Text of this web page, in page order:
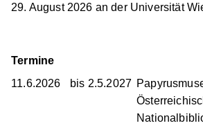
29. August 2026 an der Universität
Termine
11.6.2026
bis 2.5.2027